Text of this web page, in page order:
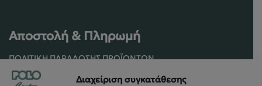
Διαχείριση συγκατάθεσης
Αποστολή & Πληρωμή
ΠΟΛΙΤΙΚΉ ΠΑΡΆΔΟΣΗΣ ΠΡΟΪΌΝΤΩΝ
ΠΟΛΙΤΙΚΉ ΕΠΙΣΤΡΟΦΏΝ / ΑΚΥΡΏΣΕΩΝ